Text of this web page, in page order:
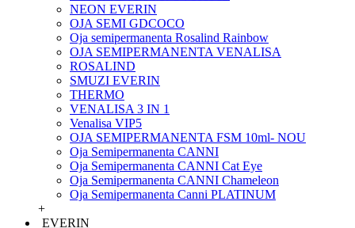
NEON EVERIN
OJA SEMI GDCOCO
Oja semipermanenta Rosalind Rainbow
OJA SEMIPERMANENTA VENALISA
ROSALIND
SMUZI EVERIN
THERMO
VENALISA 3 IN 1
Venalisa VIP5
OJA SEMIPERMANENTA FSM 10ml- NOU
Oja Semipermanenta CANNI
Oja Semipermanenta CANNI Cat Eye
Oja Semipermanenta CANNI Chameleon
Oja Semipermanenta Canni PLATINUM
+
EVERIN